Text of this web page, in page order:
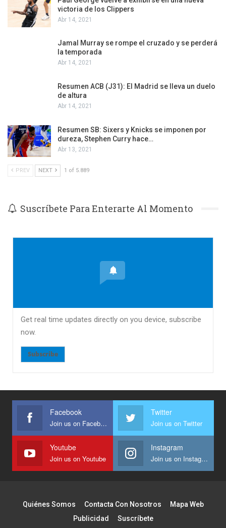
victoria de los Clippers
Abr 14, 2021
Jamal Murray se rompe el cruzado y se perderá
la temporada
Abr 14, 2021
Resumen ACB (J31): El Madrid se lleva un duelo
de altura
Abr 14, 2021
Resumen SB: Sixers y Knicks se imponen por
dureza, Stephen Curry hace…
Abr 13, 2021
PREV NEXT 1 of 5.889
Suscríbete Para Enterarte Al Momento
Get real time updates directly on you device, subscribe
now.
Subscribe
Facebook
Join us on Facebook
Twitter
Join us on Twitter
Youtube
Join us on Youtube
Instagram
Join us on Instagram
Quiénes Somos Contacta Con Nosotros
Mapa Web
Publicidad
Suscríbete